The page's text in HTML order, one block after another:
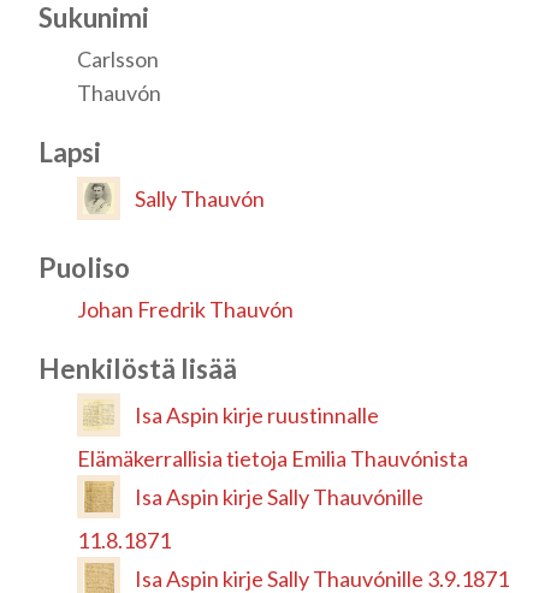
Sukunimi
Carlsson
Thauvón
Lapsi
Sally Thauvón
Puoliso
Johan Fredrik Thauvón
Henkilöstä lisää
Isa Aspin kirje ruustinnalle
Elämäkerrallisia tietoja Emilia Thauvónista
Isa Aspin kirje Sally Thauvónille
11.8.1871
Isa Aspin kirje Sally Thauvónille 3.9.1871